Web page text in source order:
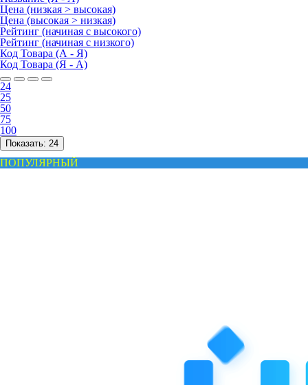
Цена (низкая > высокая)
Цена (высокая > низкая)
Рейтинг (начиная с высокого)
Рейтинг (начиная с низкого)
Код Товара (А - Я)
Код Товара (Я - А)
24
25
50
75
100
Показать: 24
ПОПУЛЯРНЫЙ